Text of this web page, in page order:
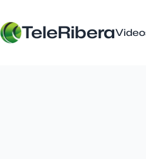
TeleRibera